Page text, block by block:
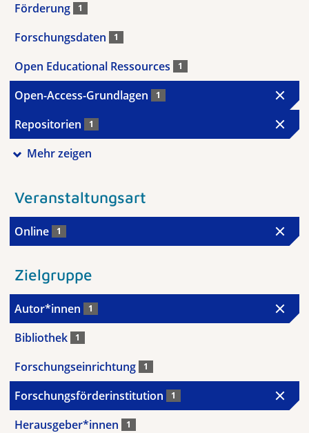
Förderung 1
Forschungsdaten 1
Open Educational Ressources 1
Open-Access-Grundlagen 1
Repositorien 1
Mehr zeigen
Veranstaltungsart
Online 1
Zielgruppe
Autor*innen 1
Bibliothek 1
Forschungseinrichtung 1
Forschungsförderinstitution 1
Herausgeber*innen 1